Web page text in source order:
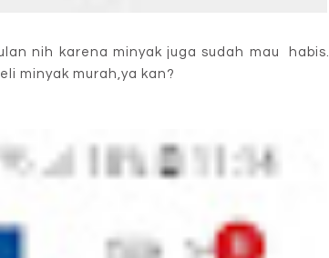
nih karena minyak juga sudah mau habis.
minyak murah,ya kan?